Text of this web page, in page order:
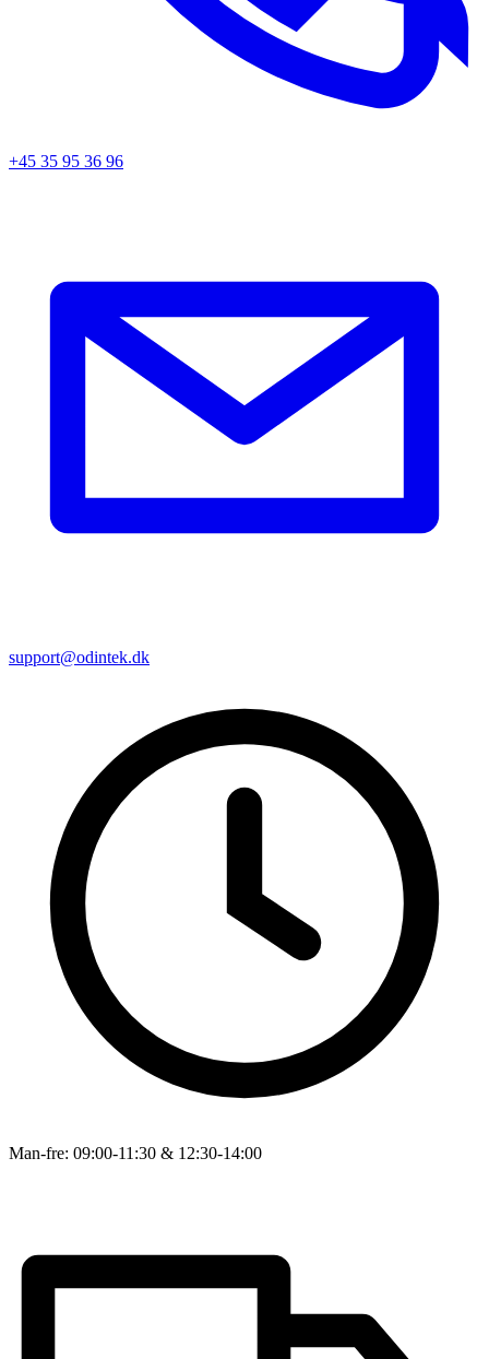
+45 35 95 36 96
support@odintek.dk
Man-fre: 09:00-11:30 & 12:30-14:00